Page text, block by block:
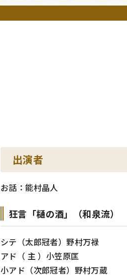
出演者
お話：能村晶人
狂言「樋の酒」（和泉流）
シテ（太郎冠者）野村万禄
アド（ 主 ）小笠原匡
小アド（次郎冠者）野村万蔵